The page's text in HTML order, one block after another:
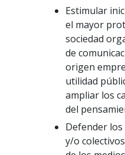
Estimular
el mayor
sociedad
de
origen
utilidad
ampliar los
del
Defender
y/o